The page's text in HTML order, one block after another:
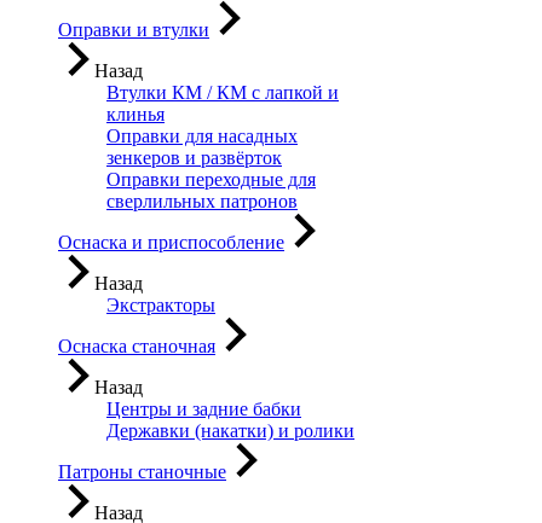
Оправки и втулки
Назад
Втулки КМ / КМ с лапкой и
клинья
Оправки для насадных
зенкеров и развёрток
Оправки переходные для
сверлильных патронов
Оснаска и приспособление
Назад
Экстракторы
Оснаска станочная
Назад
Центры и задние бабки
Державки (накатки) и ролики
Патроны станочные
Назад